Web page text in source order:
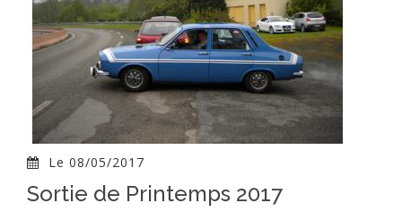
Le 08/05/2017
Sortie de Printemps 2017